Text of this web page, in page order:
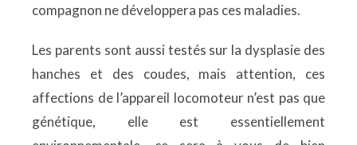
compagnon ne développera pas ces maladies.
Les parents sont aussi testés sur la dysplasie des
hanches et des coudes, mais attention, ces
affections de l’appareil locomoteur n’est pas que
génétique, elle est essentiellement